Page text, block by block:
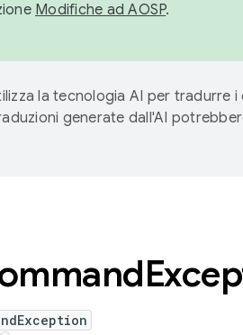
Modifiche ad AOSP.
la tecnologia AI per tradurre i
generate dall'AI